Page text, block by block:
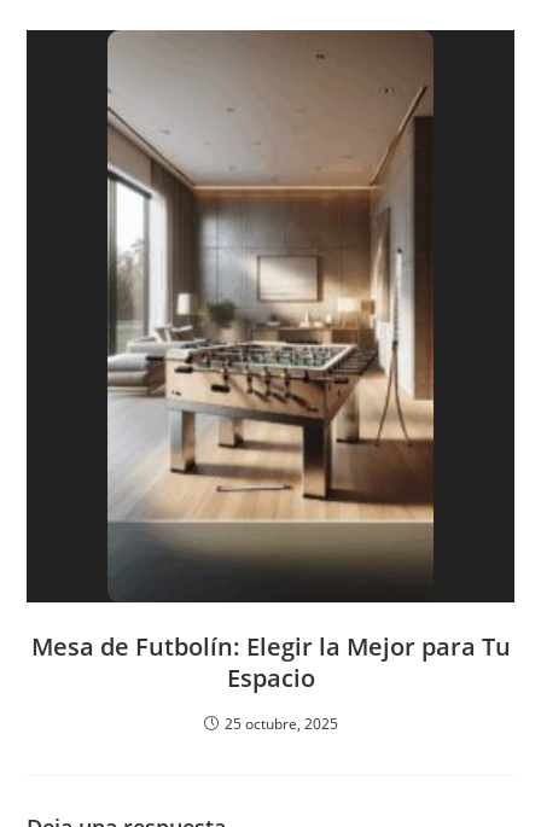
Mesa de Futbolín: Elegir la Mejor para Tu
Espacio
25 octubre, 2025